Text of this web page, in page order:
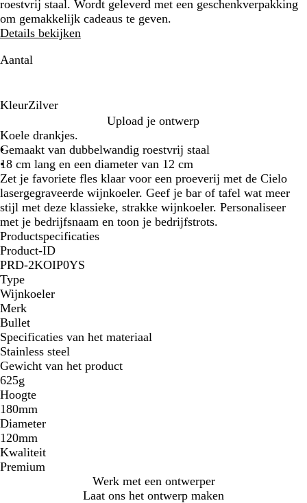
te
zwenken
te
roestvrij staal. Wordt geleverd met een geschenkverpakking
om gemakkelijk cadeaus te geven.
Details bekijken
Aantal
KleurZilver
i
l
v
e
r
Upload je ontwerp
Koele drankjes.
Gemaakt van dubbelwandig roestvrij staal
18 cm lang en een diameter van 12 cm
Zet je favoriete fles klaar voor een proeverij met de Cielo
lasergegraveerde wijnkoeler. Geef je bar of tafel wat meer
stijl met deze klassieke, strakke wijnkoeler. Personaliseer
met je bedrijfsnaam en toon je bedrijfstrots.
Productspecificaties
Product-ID
PRD-2KOIP0YS
Type
Wijnkoeler
Merk
Bullet
Specificaties van het materiaal
Stainless steel
Gewicht van het product
625g
Hoogte
180mm
Diameter
120mm
Kwaliteit
Premium
Werk met een ontwerper
Laat ons het ontwerp maken